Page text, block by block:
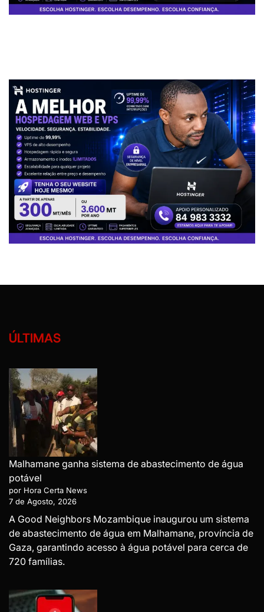
ÚLTIMAS
Malhamane ganha sistema de abastecimento de água
potável
por Hora Certa News
7 de Agosto, 2026
A Good Neighbors Mozambique inaugurou um sistema
de abastecimento de água em Malhamane, província de
Gaza, garantindo acesso à água potável para cerca de
720 famílias.